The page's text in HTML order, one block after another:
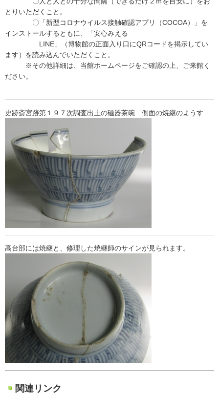
とりいただくこと。
〇「新型コロナウイルス接触確認アプリ（COCOA）」を
インストールするともに、「安心みえる
LINE」（博物館の正面入り口にQRコードを掲示してい
ます）を読み込んでいただくこと。
※その他詳細は、当館ホームページをご確認の上、ご来館く
ださい。
史跡斎宮跡第１９７次調査出土の磁器茶碗 側面の焼継のようす
高台部には焼継と、修理した焼継師のサインが見られます。
関連リンク